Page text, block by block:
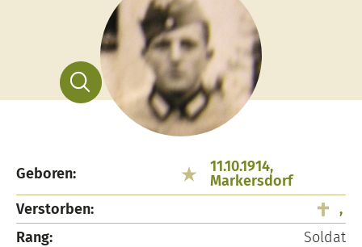
Geboren:
11.10.1914,
Markersdorf
Verstorben:
,
Rang:
Soldat